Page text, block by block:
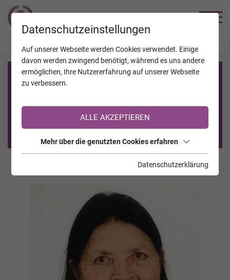
Registrierung auf TrauerHilfe.it
Sie sind noch nicht auf TrauerHilfe.it registriert?
>> zur kostenlosen Registrierung <<
Datenschutzeinstellungen
Auf unserer Webseite werden Cookies verwendet. Einige
davon werden zwingend benötigt, während es uns andere
ermöglichen, Ihre Nutzererfahrung auf unserer Webseite
zu verbessern.
ALLE AKZEPTIEREN
Mehr über die genutzten Cookies erfahren
Datenschutzerklärung
JAHRESTAGE KALENDER VERSTORBENE